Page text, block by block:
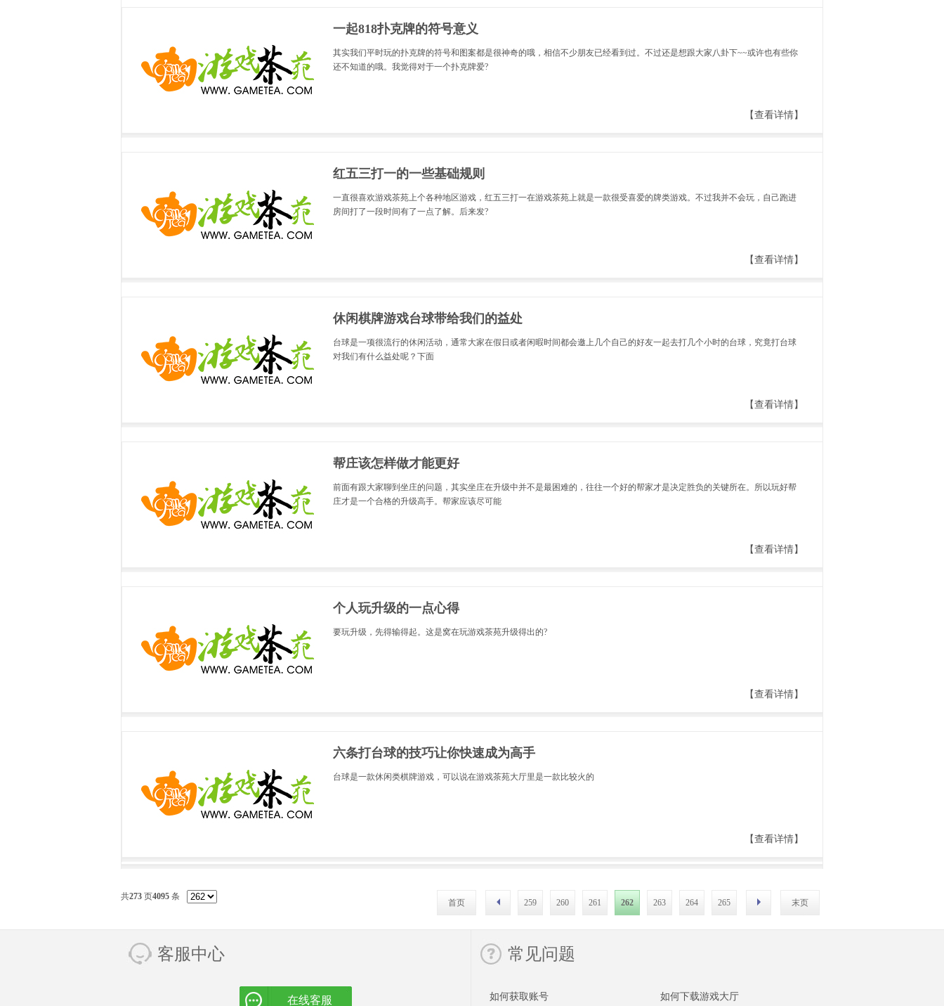
一起818扑克牌的符号意义
其实我们平时玩的扑克牌的符号和图案都是很神奇的哦，相信不少朋友已经看到过。不过还是想跟大家八卦下~~或许也有些你
还不知道的哦。我觉得对于一个扑克牌爱?
【查看详情】
红五三打一的一些基础规则
一直很喜欢游戏茶苑上个各种地区游戏，红五三打一在游戏茶苑上就是一款很受喜爱的牌类游戏。不过我并不会玩，自己跑进
房间打了一段时间有了一点了解。后来发?
【查看详情】
休闲棋牌游戏台球带给我们的益处
台球是一项很流行的休闲活动，通常大家在假日或者闲暇时间都会邀上几个自己的好友一起去打几个小时的台球，究竟打台球
对我们有什么益处呢？下面
【查看详情】
帮庄该怎样做才能更好
前面有跟大家聊到坐庄的问题，其实坐庄在升级中并不是最困难的，往往一个好的帮家才是决定胜负的关键所在。所以玩好帮
庄才是一个合格的升级高手。帮家应该尽可能
【查看详情】
个人玩升级的一点心得
要玩升级，先得输得起。这是窝在玩游戏茶苑升级得出的?
【查看详情】
六条打台球的技巧让你快速成为高手
台球是一款休闲类棋牌游戏，可以说在游戏茶苑大厅里是一款比较火的
【查看详情】
共273 页4095 条
首页 259 260 261 262 263 264 265 末页
客服中心
在线客服
常见问题
如何获取账号 如何下载游戏大厅